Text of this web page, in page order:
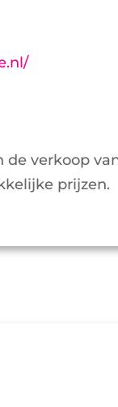
de verkoop
prijzen.